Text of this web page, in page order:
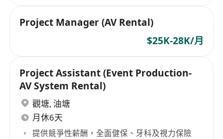
Project Manager (AV Rental)
$25K-28K/月
Project Assistant (Event Production-
AV System Rental)
觀塘, 油塘
月休6天
提供競爭性薪酬，全面健保、牙科及視力保險